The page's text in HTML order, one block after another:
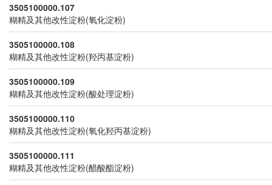
3505100000.107
糊精及其他改性淀粉(氧化淀粉)
3505100000.108
糊精及其他改性淀粉(羟丙基淀粉)
3505100000.109
糊精及其他改性淀粉(酸处理淀粉)
3505100000.110
糊精及其他改性淀粉(氧化羟丙基淀粉)
3505100000.111
糊精及其他改性淀粉(醋酸酯淀粉)